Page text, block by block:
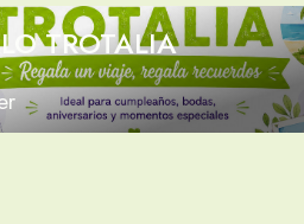
TROTALIA